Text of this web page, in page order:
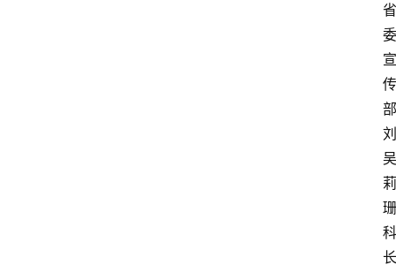
省
委
宣
传
部
刘
吴
莉
珊
科
长